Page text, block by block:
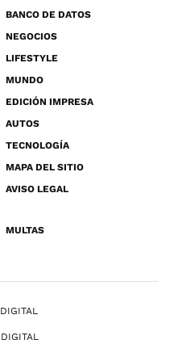
BANCO DE DATOS
NEGOCIOS
LIFESTYLE
MUNDO
EDICIÓN IMPRESA
AUTOS
TECNOLOGÍA
MAPA DEL SITIO
AVISO LEGAL
MULTAS
DIGITAL
DIGITAL